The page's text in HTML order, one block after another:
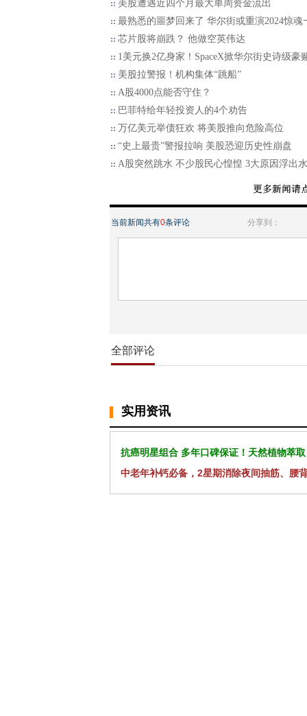
美股遭遇近四个月最大单周资金流出
最熟悉的噩梦回来了 华尔街或重演2024惊魂
芯片股将崩跌？ 他做空英伟达
1美元换2亿身家！SpaceX掀华尔街史诗级豪
美股拉警报！机构集体“跳船”
A股4000点能否守住？
巴菲特给年轻投资人的4个劝告
万亿美元举债狂欢 将美股推向危险高位
“史上最贵”警报拉响 美股恐迎历史性崩盘
A股突然跳水 不少股民心惶惶 3大原因浮出
当前新闻共有0条评论 分享到：
全部评论
实用资讯
抗癌明星组合 多年口碑保证！天然植物萃
中老年补钙必备，2星期消除夜间抽筋、腰